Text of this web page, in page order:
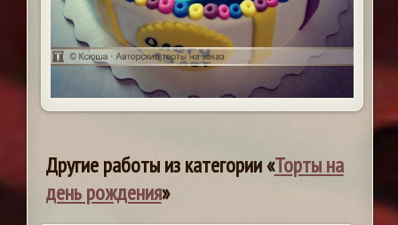
Другие работы из категории «Торты на
день рождения»